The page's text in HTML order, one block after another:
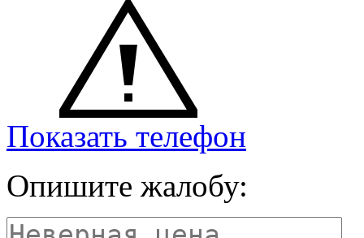
Показать телефон
Опишите жалобу: